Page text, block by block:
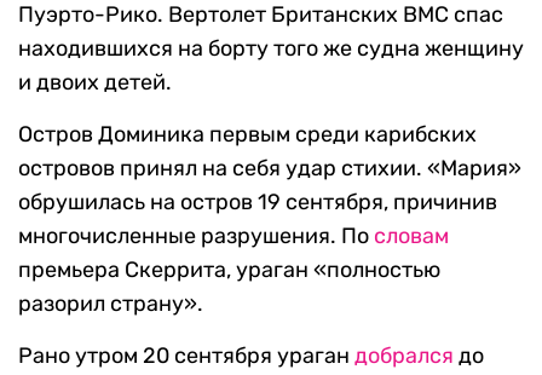
Пуэрто-Рико. Вертолет Британских ВМС спас
находившихся на борту того же судна женщину
и двоих детей.
Остров Доминика первым среди карибских
островов принял на себя удар стихии. «Мария»
обрушилась на остров 19 сентября, причинив
многочисленные разрушения. По словам
премьера Скеррита, ураган «полностью
разорил страну».
Рано утром 20 сентября ураган добрался до